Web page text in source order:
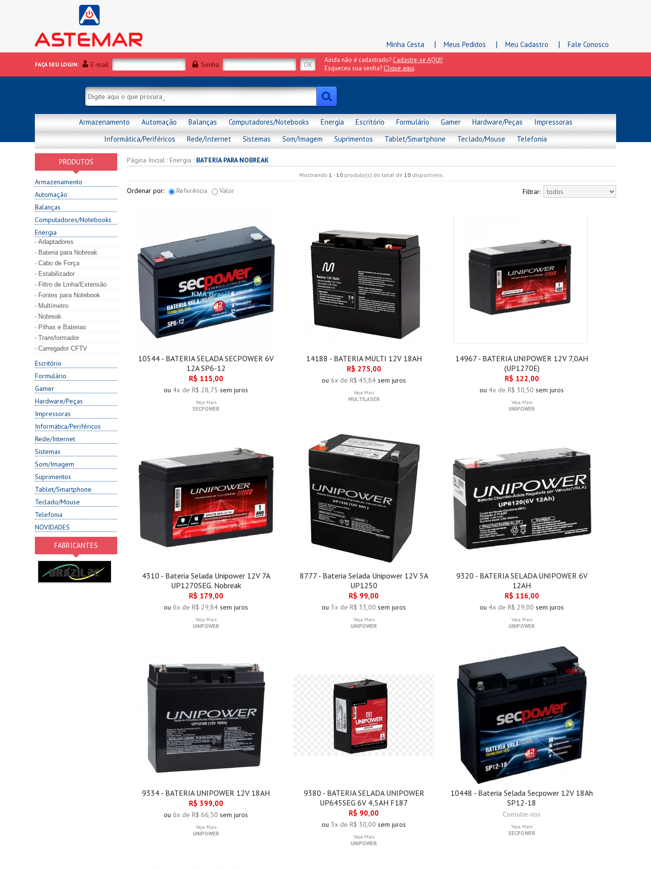
Minha Cesta | Meus Pedidos | Meu Cadastro | Fale Conosco
FAÇA SEU LOGIN: E-mail Senha
Ainda não é cadastrado? Cadastre-se AQUI!
Esqueceu sua senha? Clique aqui.
Armazenamento Automação Balanças Computadores/Notebooks Energia Escritório Formulário Gamer Hardware/Peças
Impressoras
Informática/Periféricos
Rede/Internet Sistemas Som/Imagem Suprimentos Tablet/Smartphone Teclado/Mouse Telefonia
PRODUTOS
Armazenamento
Automação
Balanças
Computadores/Notebooks
Energia
Adaptadores
Bateria para Nobreak
Cabo de Força
Estabilizador
Filtro de Linha/Extensão
Fontes para Notebook
Multímetro
Nobreak
Pilhas e Baterias
Transformador
Carregador CFTV
Escritório
Formulário
Gamer
Hardware/Peças
Impressoras
Informática/Periféricos
Rede/Internet
Sistemas
Som/Imagem
Suprimentos
Tablet/Smartphone
Teclado/Mouse
Telefonia
NOVIDADES
FABRICANTES
Página Inicial : Energia : BATERIA PARA NOBREAK
Mostrando 1 - 10produto(s) do total de 10disponíveis.
Ordenar por: Referência Valor Filtrar:
10544 - BATERIA SELADA SECPOWER 6V
12A SP6-12
R$ 115,00
ou 4x de R$ 28,75 sem juros
Veja Mais
SECPOWER
14188 - BATERIA MULTI 12V 18AH
R$ 275,00
ou 6x de R$ 45,84 sem juros
Veja Mais
MULTILASER
14967 - BATERIA UNIPOWER 12V 7,0AH
(UP1270E)
R$ 122,00
ou 4x de R$ 30,50 sem juros
Veja Mais
UNIPOWER
4310 - Bateria Selada Unipower 12V 7A
UP1270SEG. Nobreak
R$ 179,00
ou 6x de R$ 29,84 sem juros
Veja Mais
UNIPOWER
8777 - Bateria Selada Unipower 12V 5A
UP1250
R$ 99,00
ou 3x de R$ 33,00 sem juros
Veja Mais
UNIPOWER
9320 - BATERIA SELADA UNIPOWER 6V
12AH
R$ 116,00
ou 4x de R$ 29,00 sem juros
Veja Mais
UNIPOWER
9334 - BATERIA UNIPOWER 12V 18AH
R$ 399,00
ou 6x de R$ 66,50 sem juros
Veja Mais
UNIPOWER
9380 - BATERIA SELADA UNIPOWER
UP645SEG 6V 4,5AH F187
R$ 90,00
ou 3x de R$ 30,00 sem juros
Veja Mais
UNIPOWER
10448 - Bateria Selada Secpower 12V 18Ah
SP12-18
Consulte-nos
Veja Mais
SECPOWER